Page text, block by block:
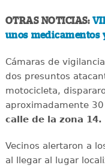
OTRAS NOTICIAS:
unos medicamentos
Cámaras de
dos presuntos
motocicleta,
aproximadamente
calle de la zona 14.
Vecinos alertaron a
al llegar al lugar